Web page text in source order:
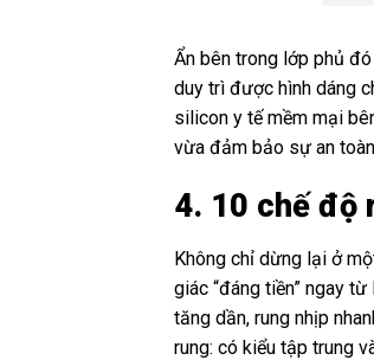
Ẩn bên trong lớp phủ
duy trì được hình dáng
silicon y tế mềm mại
vừa đảm bảo sự an
4. 10 chế độ
Không chỉ dừng lại ở
giác “đáng tiền” ngay
tăng dần, rung nhịp
rung: có kiểu tập trung